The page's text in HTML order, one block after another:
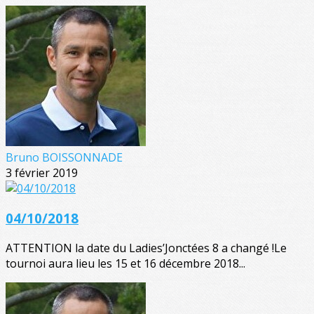
Bruno BOISSONNADE
3 février 2019
04/10/2018
ATTENTION la date du Ladies’Jonctées 8 a changé !Le
tournoi aura lieu les 15 et 16 décembre 2018...